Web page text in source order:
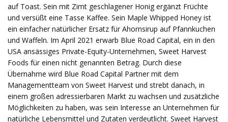
auf Toast. Sein mit Zimt geschlagener Honig ergänzt Früchte
und versüßt eine Tasse Kaffee. Sein Maple Whipped Honey ist
ein einfacher natürlicher Ersatz für Ahornsirup auf Pfannkuchen
und Waffeln. Im April 2021 erwarb Blue Road Capital, ein in den
USA ansässiges Private-Equity-Unternehmen, Sweet Harvest
Foods für einen nicht genannten Betrag. Durch diese
Übernahme wird Blue Road Capital Partner mit dem
Managementteam von Sweet Harvest und strebt danach, in
einem großen adressierbaren Markt zu wachsen und zusätzliche
Möglichkeiten zu haben, was sein Interesse an Unternehmen für
natürliche Lebensmittel und Zutaten verdeutlicht. Sweet Harvest